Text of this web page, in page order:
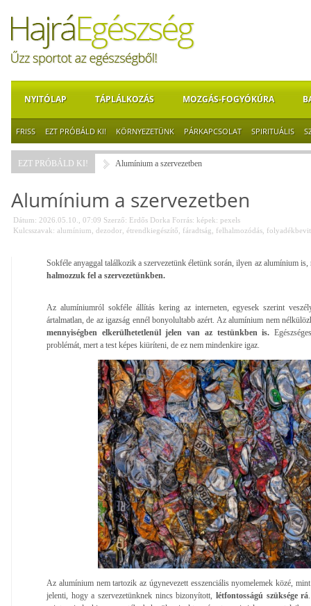
NYITÓLAP TÁPLÁLKOZÁS MOZGÁS-FOGYÓKÚRA
FRISS EZT PRÓBÁLD KI! KÖRNYEZETÜNK PÁRKAPCSOLAT SPIRITUÁLIS
EZT PRÓBÁLD KI! Alumínium a szervezetben
Alumínium a szervezetben
Dátum: 2026.05.10., 07:09 Szerző: Erdős Dorka Forrás: képek: pexels
Kulcsszavak: alumínium dezodor étrendkiegészítő fáradtság felhalmozódás
Sokféle anyaggal találkozik a szervezetünk életünk során, ilyen az alumínium is,
halmozzuk fel a szervezetünkben.
Az alumíniumról sokféle állítás kering az interneten, egyesek szerint
ártalmatlan, de az igazság ennél bonyolultabb azért. Az alumínium nem
mennyiségben elkerülhetetlenül jelen van az testünkben is.
problémát, mert a test képes kiüríteni, de ez nem mindenkire igaz.
Az alumínium nem tartozik az úgynevezett esszenciális nyomelemek közé,
jelenti, hogy a szervezetünknek nincs bizonyított, létfontosságú szüksége rá